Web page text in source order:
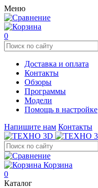
Меню
0
Доставка и оплата
Контакты
Обзоры
Программы
Модели
Помощь в настройке
Напишите нам Контакты
Корзина
0
Каталог